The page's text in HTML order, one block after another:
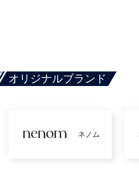
オリジナルブランド
ネノム